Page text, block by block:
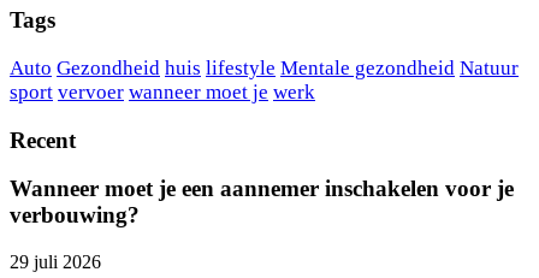
Tags
Auto Gezondheid huis lifestyle Mentale gezondheid Natuur
sport vervoer wanneer moet je werk
Recent
Wanneer moet je een aannemer inschakelen voor je
verbouwing?
29 juli 2026